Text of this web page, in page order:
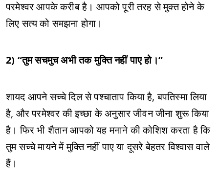
परमेश्वर आपके करीब है। आपको पूरी तरह से मुक्त होने के
लिए सत्य को समझना होगा।
2) “तुम सचमुच अभी तक मुक्ति नहीं पाए हो।”
शायद आपने सच्चे दिल से पश्चाताप किया है, बपतिस्मा लिया
है, और परमेश्वर की इच्छा के अनुसार जीवन जीना शुरू किया
है। फिर भी शैतान आपको यह मनाने की कोशिश करता है कि
तुम सच्चे मायने में मुक्ति नहीं पाए या दूसरे बेहतर विश्वास वाले
हैं।